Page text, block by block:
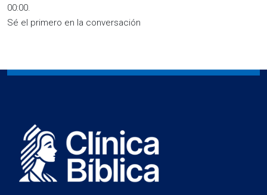
00:00.
Sé el primero en la conversación